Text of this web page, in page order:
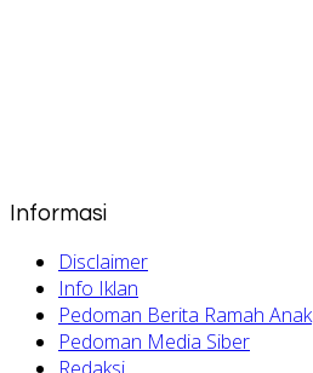
Informasi
Disclaimer
Info Iklan
Pedoman Berita Ramah Anak
Pedoman Media Siber